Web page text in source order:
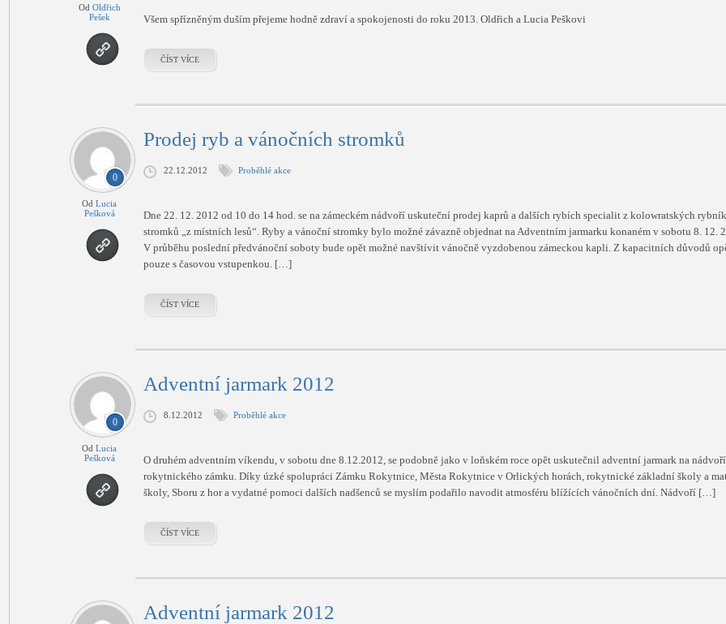
Od Oldřich
Pešek
Všem spřízněným duším přejeme hodně zdraví a spokojenosti do roku 2013. Oldřich a Lucia Peškovi
ČÍST VÍCE
Prodej ryb a vánočních stromků
0
Od Lucia
Pešková
22.12.2012 Proběhlé akce
Dne 22. 12. 2012 od 10 do 14 hod. se na zámeckém nádvoří uskuteční prodej kaprů a dalších rybích specialit z kolowratských
stromků „z místních lesů“. Ryby a vánoční stromky bylo možné závazně objednat na Adventním jarmarku konaném v sobotu 8. 12.
V průběhu poslední předvánoční soboty bude opět možné navštívit vánočně vyzdobenou zámeckou kapli. Z kapacitních důvodů
pouze s časovou vstupenkou. […]
ČÍST VÍCE
Adventní jarmark 2012
0
Od Lucia
Pešková
8.12.2012 Proběhlé akce
O druhém adventním víkendu, v sobotu dne 8.12.2012, se podobně jako v loňském roce opět uskutečnil adventní jarmark na nádvoří
rokytnického zámku. Díky úzké spolupráci Zámku Rokytnice, Města Rokytnice v Orlických horách, rokytnické základní školy a
školy, Sboru z hor a vydatné pomoci dalších nadšenců se myslím podařilo navodit atmosféru blížících vánočních dní. Nádvoří […]
ČÍST VÍCE
Adventní jarmark 2012